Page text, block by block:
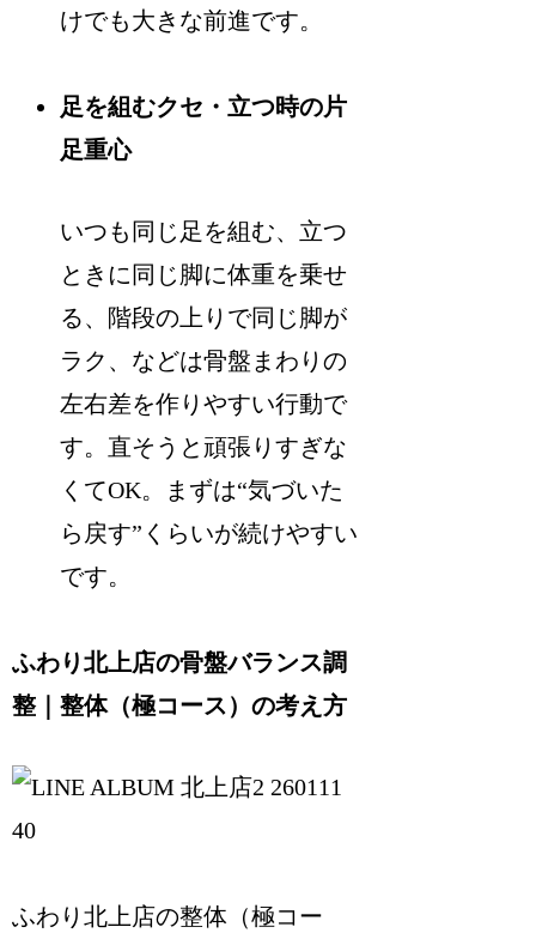
けでも大きな前進です。
足を組むクセ・立つ時の片
足重心
いつも同じ足を組む、立つ
ときに同じ脚に体重を乗せ
る、階段の上りで同じ脚が
ラク、などは骨盤まわりの
左右差を作りやすい行動で
す。直そうと頑張りすぎな
くてOK。まずは“気づいた
ら戻す”くらいが続けやすい
です。
ふわり北上店の骨盤バランス調
整｜整体（極コース）の考え方
ふわり北上店の整体（極コー